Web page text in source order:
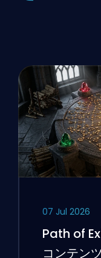
07 Jul 2026
Path of
コンテン